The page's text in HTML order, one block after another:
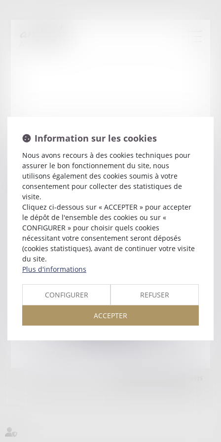
FranceCHAMPOUSSIN
19 RUE ALBERTI
06016 NICE CEDEX 1
Tél :04 93 85 50 18
Retour
HonorairesMentions légalesPlan du site
11 Place des Cinq Martyrs du Lycée Buffon, 75014 PARIS
Information sur les cookies
Nous avons recours à des cookies techniques pour
assurer le bon fonctionnement du site, nous
utilisons également des cookies soumis à votre
consentement pour collecter des statistiques de
visite.
Cliquez ci-dessous sur « ACCEPTER » pour accepter
le dépôt de l'ensemble des cookies ou sur «
CONFIGURER » pour choisir quels cookies
nécessitant votre consentement seront déposés
(cookies statistiques), avant de continuer votre visite
du site.
Plus d'informations
CONFIGURER REFUSER
ACCEPTER